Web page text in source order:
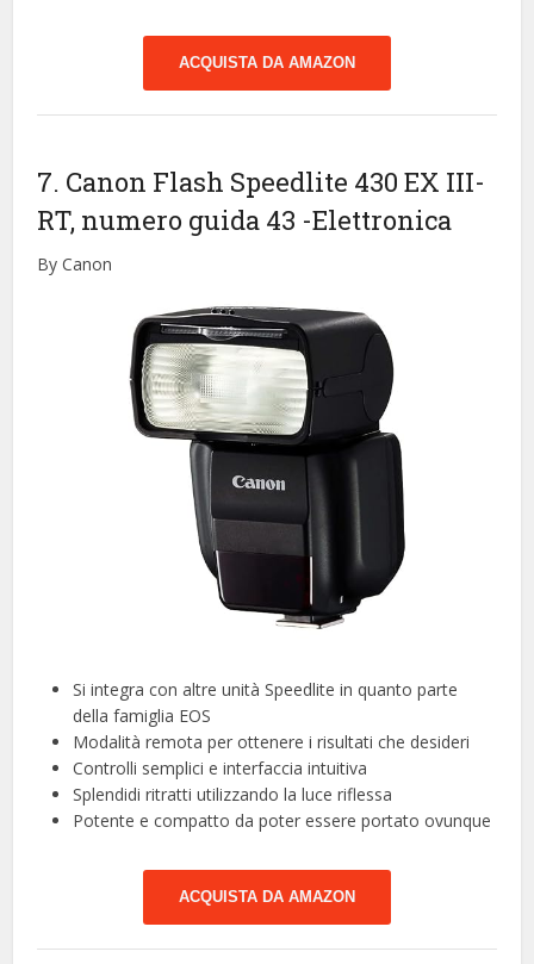
ACQUISTA DA AMAZON
7. Canon Flash Speedlite 430 EX III-
RT, numero guida 43 -Elettronica
By Canon
Si integra con altre unità Speedlite in quanto parte
della famiglia EOS
Modalità remota per ottenere i risultati che desideri
Controlli semplici e interfaccia intuitiva
Splendidi ritratti utilizzando la luce riflessa
Potente e compatto da poter essere portato ovunque
ACQUISTA DA AMAZON